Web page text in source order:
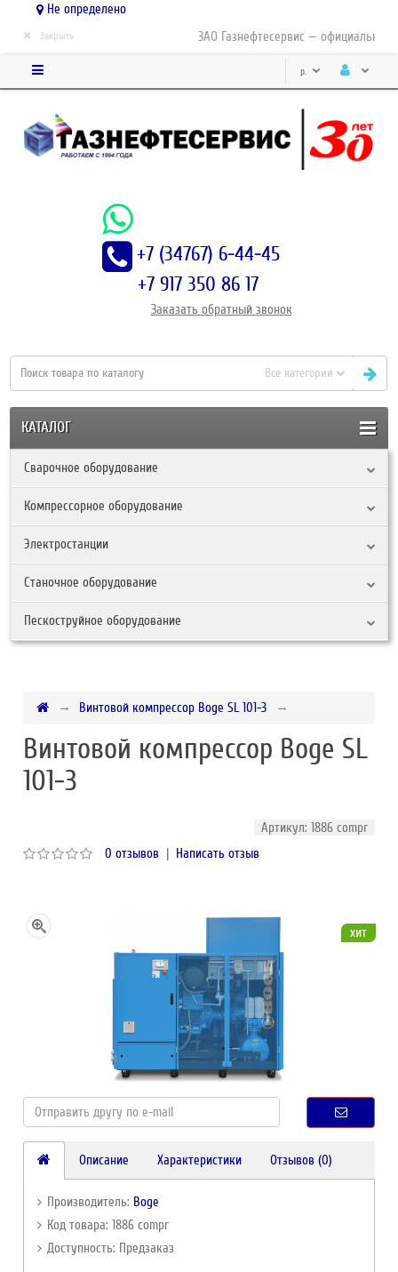
Не определено
ЗАО Газнефтесервис — официальный
× Закрыть
р.
+7 (34767) 6-44-45
+7 917 350 86 17
Заказать обратный звонок
Все категории
КАТАЛОГ
Сварочное оборудование
Компрессорное оборудование
Электростанции
Станочное оборудование
Пескоструйное оборудование
Винтовой компрессор Boge SL 101-3
Винтовой компрессор Boge SL
101-3
Артикул: 1886 compr
0 отзывов | Написать отзыв
хит
Описание Характеристики Отзывов (0)
Производитель: Boge
Код товара: 1886 compr
Доступность: Предзаказ